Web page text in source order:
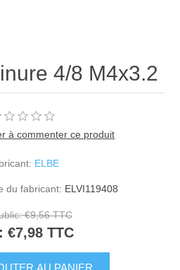
4/8 M4x3.2
à commenter ce produit
ELBE
du fabricant: ELVI119408
€9,56 TTC
€7,98 TTC